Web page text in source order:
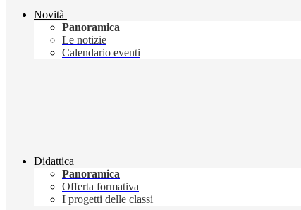
Novità
Panoramica
Le notizie
Calendario eventi
Didattica
Panoramica
Offerta formativa
I progetti delle classi